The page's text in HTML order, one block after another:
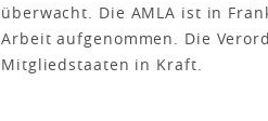
überwacht. Die AMLA ist in
Arbeit aufgenommen. Die
Mitgliedstaaten in Kraft.